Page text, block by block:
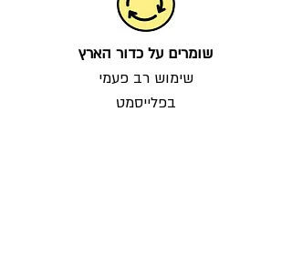
שומרים על כדור הארץ
שימוש רב פעמי
בפלייסמט